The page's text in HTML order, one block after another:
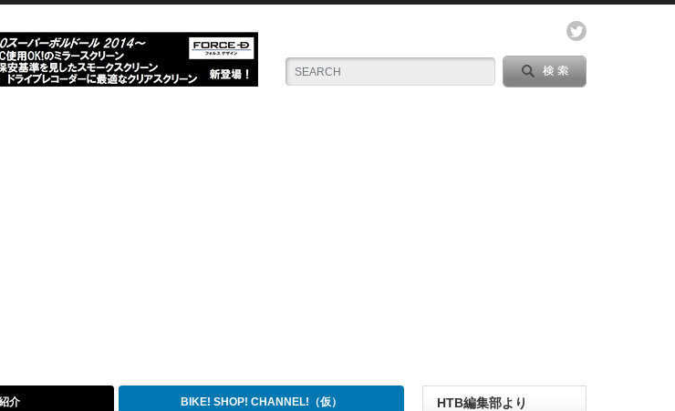
介 BIKE! SHOP! CHANNEL!（仮） HTB編集部より